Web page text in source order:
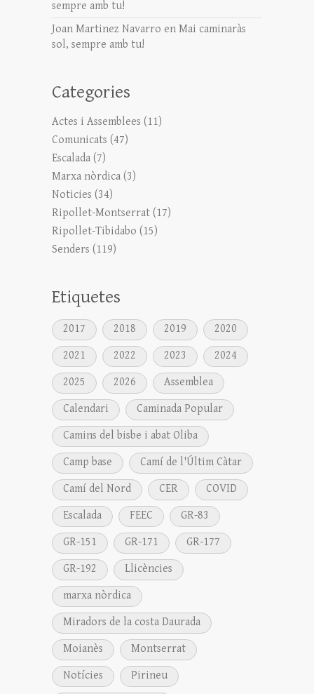
sempre amb tu!
Joan Martinez Navarro en Mai caminaràs
sol, sempre amb tu!
Categories
Actes i Assemblees (11)
Comunicats (47)
Escalada (7)
Marxa nòrdica (3)
Noticies (34)
Ripollet-Montserrat (17)
Ripollet-Tibidabo (15)
Senders (119)
Etiquetes
2017 2018 2019
2020
2021
2022 2023
2024
2025
2026
Assemblea
Calendari
Caminada Popular
Camins del bisbe i abat Oliba
Camp base
Camí de l'Últim Càtar
Camí del Nord
CER
COVID
Escalada
FEEC
GR-83
GR-151
GR-171
GR-177
GR-192
Llicències
marxa nòrdica
Miradors de la costa Daurada
Moianès
Montserrat
Notícies
Pirineu